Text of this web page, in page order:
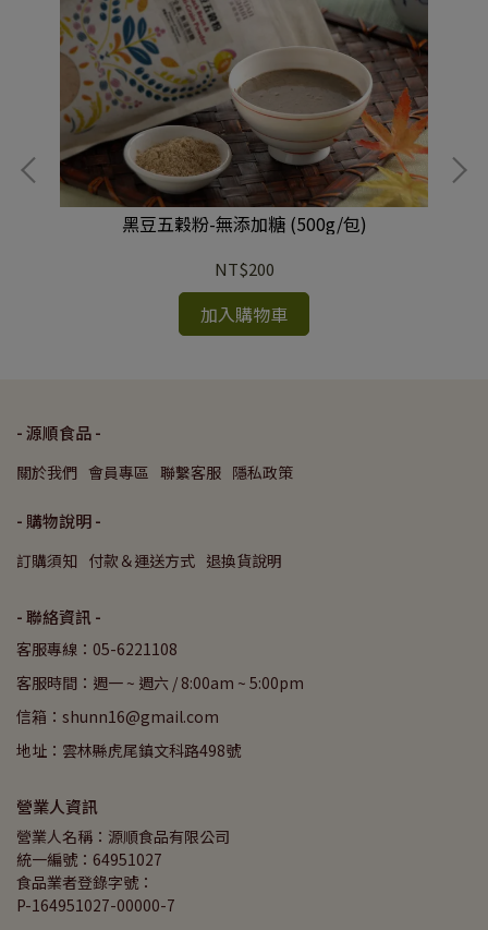
黑豆五穀粉-無添加糖 (500g/包)
NT$200
加入購物車
- 源順食品 -
關於我們 會員專區 聯繫客服 隱私政策
- 購物說明 -
訂購須知 付款＆運送方式 退換貨說明
- 聯絡資訊 -
客服專線：05-6221108
客服時間：週一 ~ 週六 / 8:00am ~ 5:00pm
信箱：shunn16@gmail.com
地址：雲林縣虎尾鎮文科路498號
營業人資訊
營業人名稱：源順食品有限公司
統一編號：64951027
食品業者登錄字號：
P-164951027-00000-7